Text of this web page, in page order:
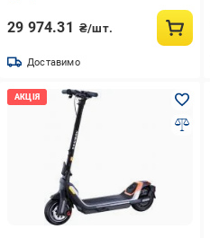
29 974.31 ₴/шт.
Доставимо